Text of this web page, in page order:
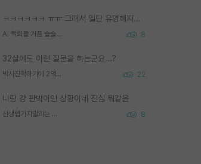
ㅋㅋㅋㅋㅋㅋ ㅠㅠ 그래서 일단 유명해지는게 중요한거같습니다
AI 학회들 거품 슬슬 지적이 나오네요 8
32살에도 이런 질문을 하는군요...?
박사진학하기에 2억은 괜찮은 (?) 정도의 경제력인가요 22
나랑 걍 판박이인 상황이네 진심 뭐같음
신생랩가지말라는 이유가 있었구나 8